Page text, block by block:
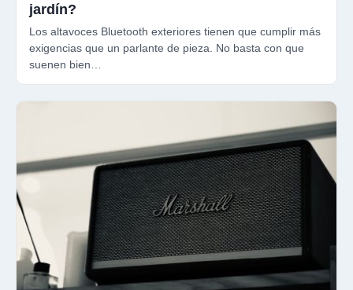
jardín?
Los altavoces Bluetooth exteriores tienen que cumplir más
exigencias que un parlante de pieza. No basta con que
suenen bien…